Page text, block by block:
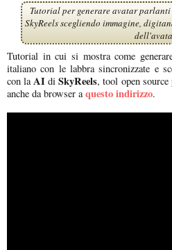
Tutorial per generare avatar
SkyReels scegliendo immagine,
Tutorial in cui si mostra come
italiano con le labbra sincronizzate e
con laAI di SkyReels, tool open source
anche da browser aquesto indirizzo.